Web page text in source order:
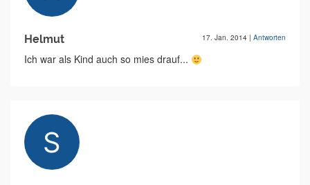
Helmut 17. Jan. 2014 | Antworten
Ich war als Kind auch so mies drauf...